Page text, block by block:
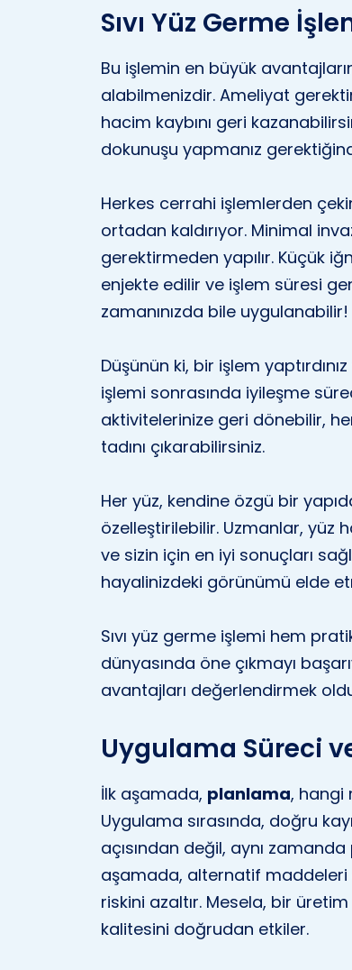
Sıvı Yüz Germe
Bu işlemin en büyük
alabilmenizdir. Ameliyat
hacim kaybını geri
dokunuşu yapmanız
Herkes cerrahi işlemlerden
ortadan kaldırıyor. Minimal
gerektirmeden yapılır. Küçük
enjekte edilir ve işlem süresi
zamanınızda bile uygulanabilir!
Düşünün ki, bir işlem
işlemi sonrasında iyileşme
aktivitelerinize geri dönebilir,
tadını çıkarabilirsiniz.
Her yüz, kendine özgü bir
özelleştirilebilir. Uzmanlar, yüz
ve sizin için en iyi sonuçları
hayalinizdeki görünümü elde
Sıvı yüz germe işlemi hem
dünyasında öne çıkmayı
avantajları değerlendirmek
Uygulama Süreci
İlk aşamada, planlama, hangi
Uygulama sırasında, doğru
açısından değil, aynı
aşamada, alternatif maddeleri
riskini azaltır. Mesela, bir
kalitesini doğrudan etkiler.